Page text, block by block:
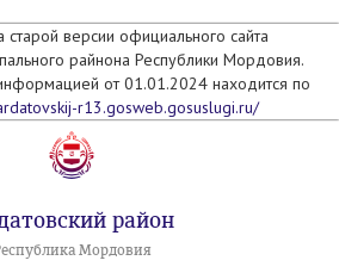
старой версии официального сайта
райнона Республики Мордовия.
от 01.01.2024 находится по
r13.gosweb.gosuslugi.ru/
район
Мордовия